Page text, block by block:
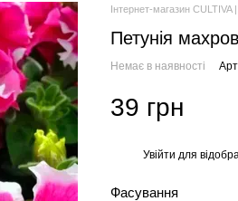
Інтернет-магазин
Петунія
Немає в наявності
39 грн
Увійти для
Фасування